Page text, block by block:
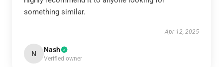
something similar.
Apr 12, 2025
N Nash
Verified owner